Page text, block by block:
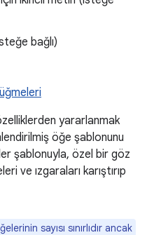
bağlı)
yararlanmak
öğe şablonunu
şablonuyla, özel bir göz
ve ızgaraları karıştırıp
sayısı sınırlıdır ancak